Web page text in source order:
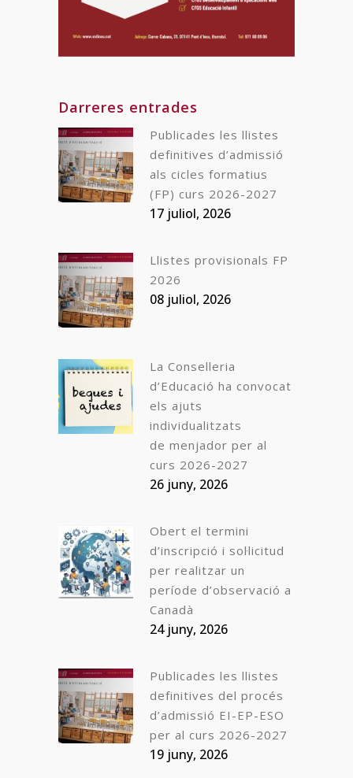
Darreres entrades
Publicades les llistes
definitives d’admissió
als cicles formatius
(FP) curs 2026-2027
17 juliol, 2026
Llistes provisionals FP
2026
08 juliol, 2026
La Conselleria
d’Educació ha convocat
els ajuts
individualitzats
de menjador per al
curs 2026-2027
26 juny, 2026
Obert el termini
d’inscripció i sol·licitud
per realitzar un
període d’observació a
Canadà
24 juny, 2026
Publicades les llistes
definitives del procés
d’admissió EI-EP-ESO
per al curs 2026-2027
19 juny, 2026